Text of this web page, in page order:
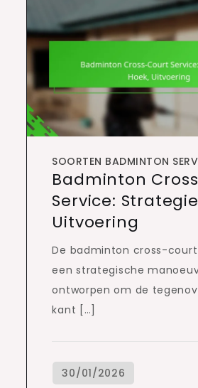
SOORTEN BADMINTON
Badminton
Service:
Uitvoering
De badminton cross-
een strategische
ontworpen om de
kant […]